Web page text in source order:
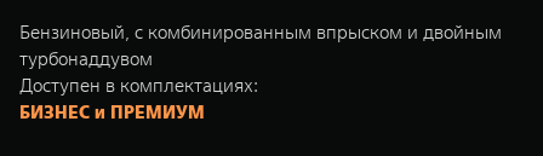
Бензиновый, с комбинированным впрыском и двойным
турбонаддувом
Доступен в комплектациях:
БИЗНЕС и ПРЕМИУМ